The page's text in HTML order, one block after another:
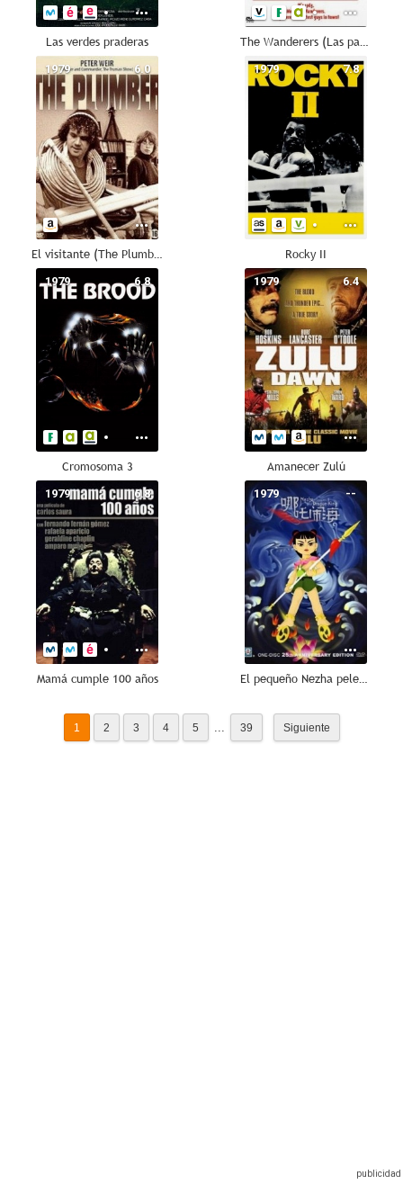
Las verdes praderas The Wanderers (Las pandillas del Bronx)
6.0
1979
El visitante (The Plumber)
7.8
1979
Rocky II
6.8
1979
Cromosoma 3
6.4
1979
Amanecer Zulú
6.8
1979
Mamá cumple 100 años
--
1979
El pequeño Nezha pelea contra los grandes reyes de los dragones
1 2 3 4 5 ... 39 Siguiente